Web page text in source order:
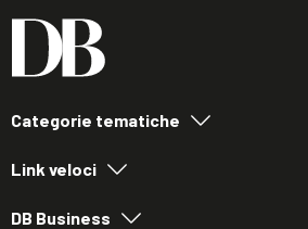
Categorie tematiche
Link veloci
DB Business